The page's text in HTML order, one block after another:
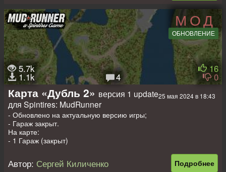
- 8 Точек разведки
- 3 Авто на старте (заменяемые)
Карта 1х1 км (лето и осень)
Всем приятных покатушек!))
МОД
ОБНОВЛЕНИЕ
5.7k
1.1k 4
16
0
25 мая 2024 в 18:43
Карта «Дубль 2» версия 1 update
для Spintires: MudRunner
- Обновлено на актуальную версию игры;
- Гараж закрыт.
На карте:
- 1 Гараж (закрыт)
- 2 Точки погрузки
Подробнее
Автор: Сергей Киличенко